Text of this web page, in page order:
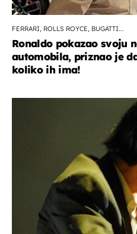
FERRARI, ROLLS ROYCE, BUGATTI...
Ronaldo pokazao svoju
automobila, priznao je
koliko ih ima!